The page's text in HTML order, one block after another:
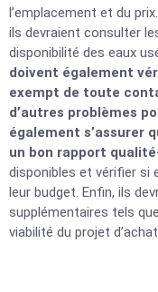
l’emplacement et du
ils devraient consulter
disponibilité des eaux
doivent également
exempt de toute
d’autres problèmes
également s’assurer
un bon rapport
disponibles et vérifier si
leur budget. Enfin, ils
supplémentaires tels
viabilité du projet